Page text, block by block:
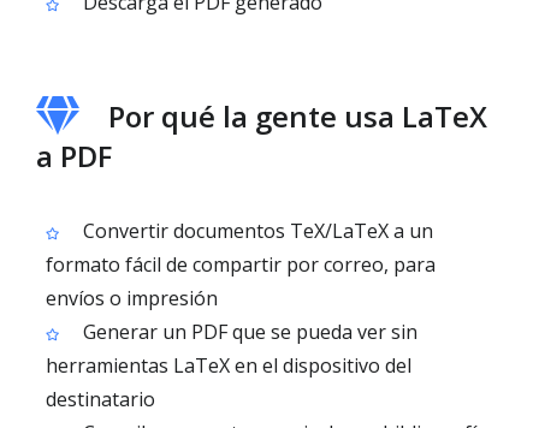
Por qué la gente usa LaTeX
a PDF
Convertir documentos TeX/LaTeX a un
formato fácil de compartir por correo, para
envíos o impresión
Generar un PDF que se pueda ver sin
herramientas LaTeX en el dispositivo del
destinatario